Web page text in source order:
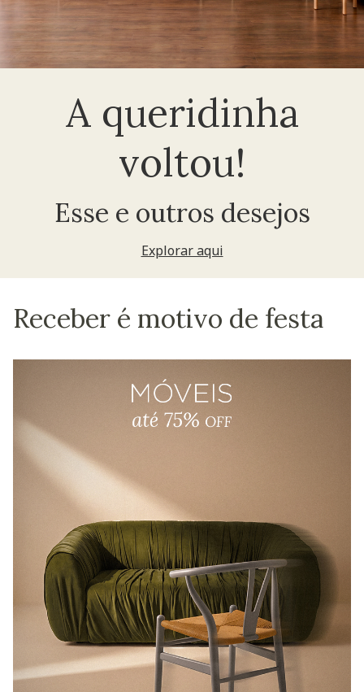
A queridinha
voltou!
Esse e outros desejos
Explorar aqui
Receber é motivo de festa